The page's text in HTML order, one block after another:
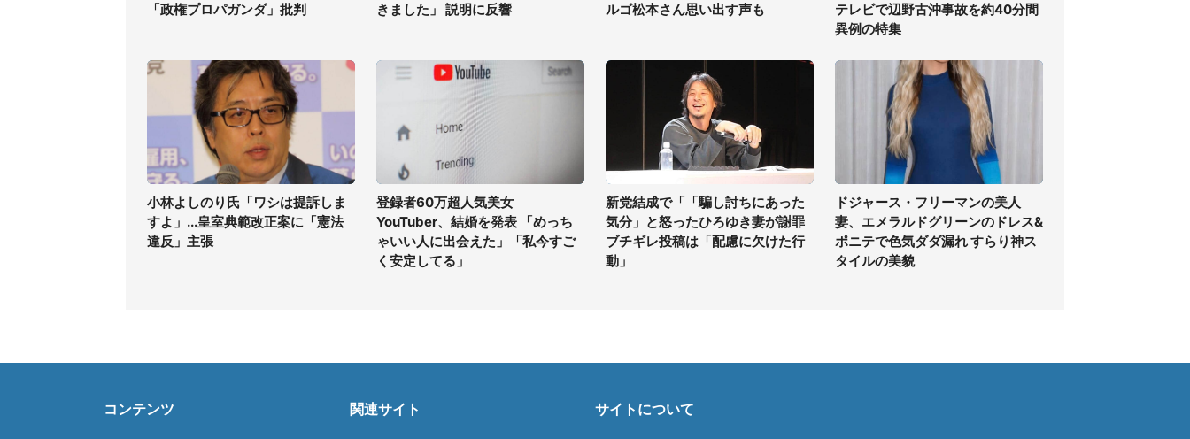
「政権プロパガンダ」批判
きました」 説明に反響
ルゴ松本さん思い出す声も
テレビで辺野古沖事故を約40分間
異例の特集
小林よしのり氏「ワシは提訴しま
すよ」...皇室典範改正案に「憲法
違反」主張
登録者60万超人気美女
YouTuber、結婚を発表 「めっち
ゃいい人に出会えた」「私今すご
く安定してる」
新党結成で「「騙し討ちにあった
気分」と怒ったひろゆき妻が謝罪
ブチギレ投稿は「配慮に欠けた行
動」
ドジャース・フリーマンの美人
妻、エメラルドグリーンのドレス&
ポニテで色気ダダ漏れ すらり神ス
タイルの美貌
コンテンツ 関連サイト サイトについて